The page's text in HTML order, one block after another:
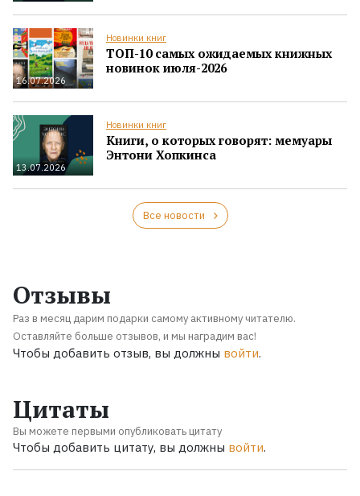
16.07.2026
Новинки книг
ТОП-10 самых ожидаемых книжных
новинок июля-2026
13.07.2026
Новинки книг
Книги, о которых говорят: мемуары
Энтони Хопкинса
Все новости
Отзывы
Раз в месяц дарим подарки самому активному читателю.
Оставляйте больше отзывов, и мы наградим вас!
Чтобы добавить отзыв, вы должны войти.
Цитаты
Вы можете первыми опубликовать цитату
Чтобы добавить цитату, вы должны войти.